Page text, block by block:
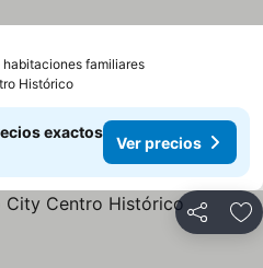
familiares
Histórico
exactos
Ver precios
Compartir